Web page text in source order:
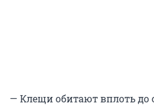
— Клещи обитают вплоть до